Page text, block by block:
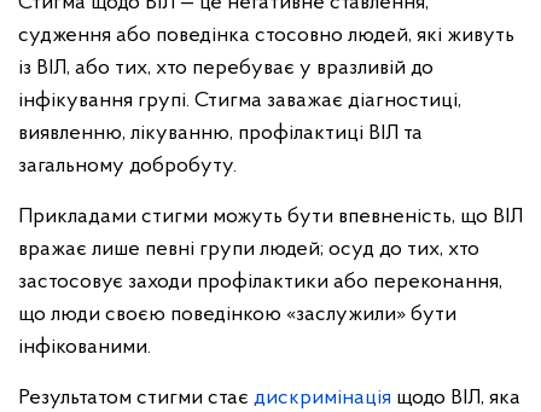
судження або поведінка стосовно людей, які живуть
із ВІЛ, або тих, хто перебуває у вразливій до
інфікування групі. Стигма заважає діагностиці,
виявленню, лікуванню, профілактиці ВІЛ та
загальному добробуту.
Прикладами стигми можуть бути впевненість, що ВІЛ
вражає лише певні групи людей; осуд до тих, хто
застосовує заходи профілактики або переконання,
що люди своєю поведінкою «заслужили» бути
інфікованими.
Результатом стигми стає дискримінація щодо ВІЛ, яка